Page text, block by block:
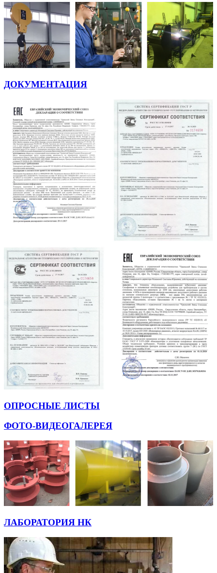
ДОКУМЕНТАЦИЯ
ОПРОСНЫЕ ЛИСТЫ
ФОТО-ВИДЕОГАЛЕРЕЯ
ЛАБОРАТОРИЯ НК